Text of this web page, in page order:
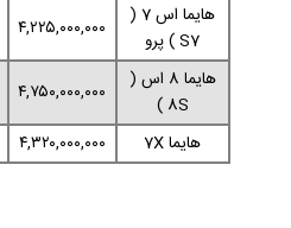
هایما اس 7 (
S7 ) پرو
۴,۲۲۵,۰۰۰,۰۰۰
هایما 8 اس (
8S )
۴,۷۵۰,۰۰۰,۰۰۰
هایما 7X
۴,۳۲۰,۰۰۰,۰۰۰